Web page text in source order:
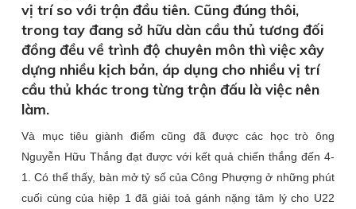
vị trí so với trận đầu tiên. Cũng đúng thôi,
trong tay đang sở hữu dàn cầu thủ tương đối
đồng đều về trình độ chuyên môn thì việc xây
dựng nhiều kịch bản, áp dụng cho nhiều vị trí
cầu thủ khác trong từng trận đấu là việc nên
làm.
Và mục tiêu giành điểm cũng đã được các học trò ông
Nguyễn Hữu Thắng đạt được với kết quả chiến thắng đến 4-
1. Có thể thấy, bàn mở tỷ số của Công Phượng ở những phút
cuối cùng của hiệp 1 đã giải toả gánh nặng tâm lý cho U22